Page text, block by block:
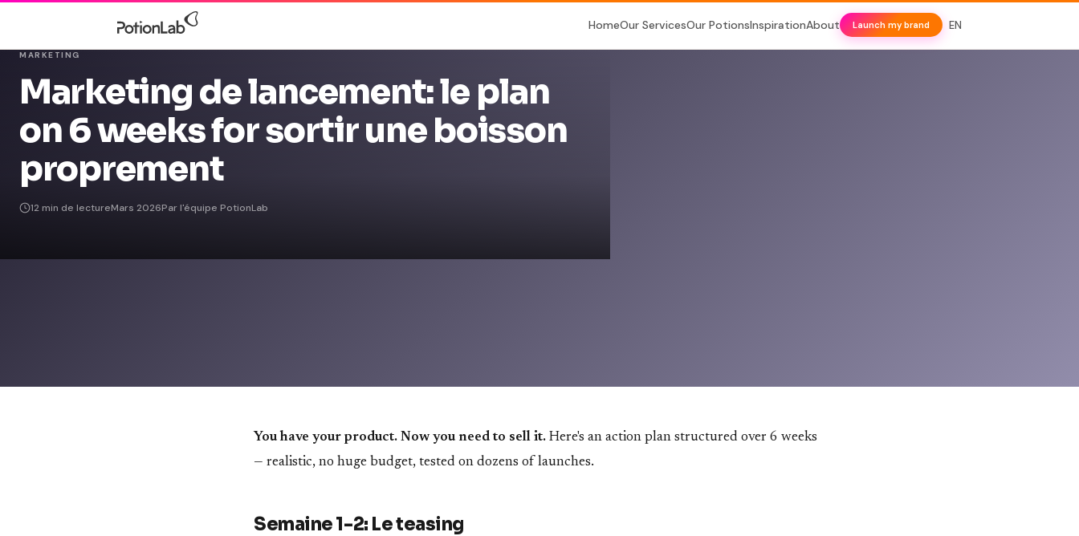
HomeOur ServicesOur PotionsInspirationAbout Launch my brand EN
MARKETING
Marketing de lancement: le plan
on 6 weeks for sortir une boisson
proprement
12 min de lectureMars 2026Par l'équipe PotionLab
You have your product. Now you need to sell it. Here's an action plan structured over 6 weeks
— realistic, no huge budget, tested on dozens of launches.
Semaine 1-2: Le teasing